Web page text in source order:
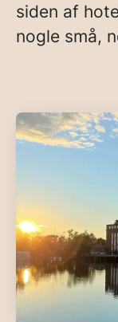
siden af
nogle små,